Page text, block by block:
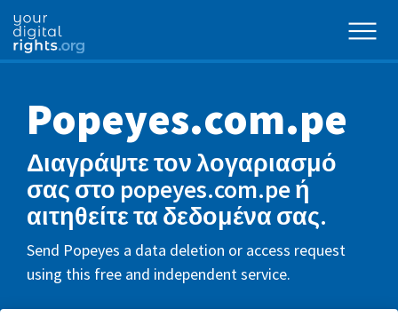
Popeyes.com.pe
Διαγράψτε τον λογαριασμό
σας στο popeyes.com.pe ή
αιτηθείτε τα δεδομένα σας.
Send Popeyes a data deletion or access request
using this free and independent service.